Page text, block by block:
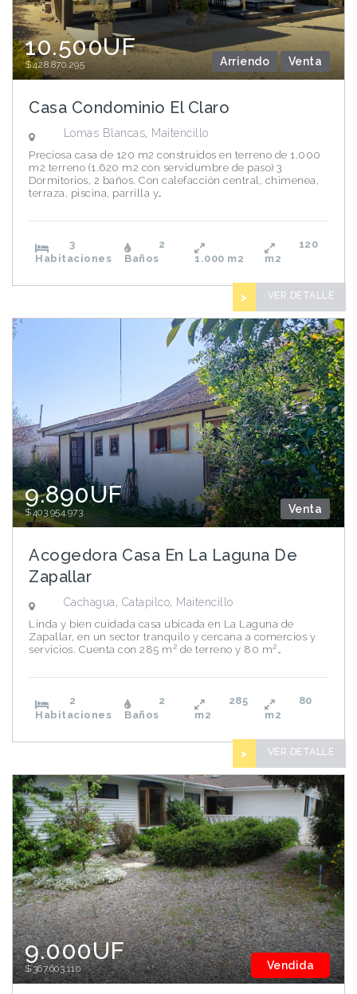
Arriendo Venta
10.500UF
$428.870.295
Casa Condominio El Claro
Lomas Blancas Maitencillo
Preciosa casa de 120 m2 construidos en terreno de 1.000
m2 terreno (1.620 m2 con servidumbre de paso) 3
Dormitorios, 2 baños. Con calefacción central, chimenea,
terraza, piscina, parrilla y…
3
Habitaciones
2
Baños
1.000 m2
120
m2
> VER DETALLE
Venta
9.890UF
$403.954.973
Acogedora Casa En La Laguna De
Zapallar
Cachagua Catapilco Maitencillo
Linda y bien cuidada casa ubicada en La Laguna de
Zapallar, en un sector tranquilo y cercana a comercios y
servicios. Cuenta con 285 m² de terreno y 80 m²…
2
Habitaciones
2
Baños
285
m2
80
m2
> VER DETALLE
Vendida
9.000UF
$367.603.110